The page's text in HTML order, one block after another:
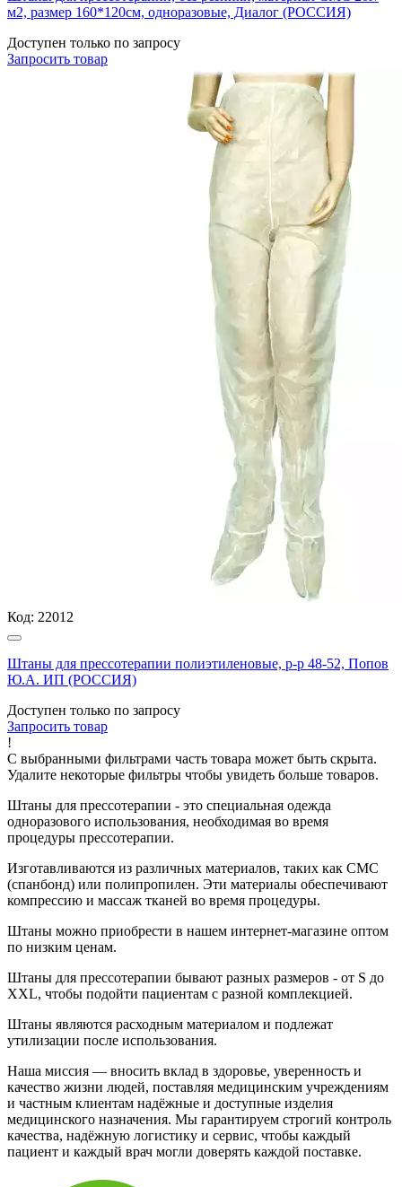
м2, размер 160*120см, одноразовые, Диалог (РОССИЯ)
Доступен только по запросу
Запросить товар
Код: 22012
Штаны для прессотерапии полиэтиленовые, р-р 48-52, Попов
Ю.А. ИП (РОССИЯ)
Доступен только по запросу
Запросить товар
!
С выбранными фильтрами часть товара может быть скрыта.
Удалите некоторые фильтры чтобы увидеть больше товаров.
Штаны для прессотерапии - это специальная одежда
одноразового использования, необходимая во время
процедуры прессотерапии.
Изготавливаются из различных материалов, таких как СМС
(спанбонд) или полипропилен. Эти материалы обеспечивают
компрессию и массаж тканей во время процедуры.
Штаны можно приобрести в нашем интернет-магазине оптом
по низким ценам.
Штаны для прессотерапии бывают разных размеров - от S до
XXL, чтобы подойти пациентам с разной комплекцией.
Штаны являются расходным материалом и подлежат
утилизации после использования.
Наша миссия — вносить вклад в здоровье, уверенность и
качество жизни людей, поставляя медицинским учреждениям
и частным клиентам надёжные и доступные изделия
медицинского назначения. Мы гарантируем строгий контроль
качества, надёжную логистику и сервис, чтобы каждый
пациент и каждый врач могли доверять каждой поставке.